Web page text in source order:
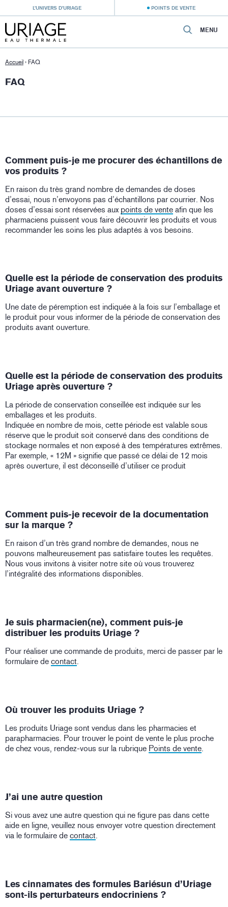
L’UNIVERS D’URIAGE POINTS DE VENTE
MENU
Accueil › FAQ
FAQ
Comment puis-je me procurer des échantillons de
vos produits ?
En raison du très grand nombre de demandes de doses
d’essai, nous n’envoyons pas d’échantillons par courrier. Nos
doses d’essai sont réservées aux points de vente afin que les
pharmaciens puissent vous faire découvrir les produits et vous
recommander les soins les plus adaptés à vos besoins.
Quelle est la période de conservation des produits
Uriage avant ouverture ?
Une date de péremption est indiquée à la fois sur l’emballage et
le produit pour vous informer de la période de conservation des
produits avant ouverture.
Quelle est la période de conservation des produits
Uriage après ouverture ?
La période de conservation conseillée est indiquée sur les
emballages et les produits.
Indiquée en nombre de mois, cette période est valable sous
réserve que le produit soit conservé dans des conditions de
stockage normales et non exposé à des températures extrêmes.
Par exemple, « 12M » signifie que passé ce délai de 12 mois
après ouverture, il est déconseillé d’utiliser ce produit
Comment puis-je recevoir de la documentation
sur la marque ?
En raison d’un très grand nombre de demandes, nous ne
pouvons malheureusement pas satisfaire toutes les requêtes.
Nous vous invitons à visiter notre site où vous trouverez
l’intégralité des informations disponibles.
Je suis pharmacien(ne), comment puis-je
distribuer les produits Uriage ?
Pour réaliser une commande de produits, merci de passer par le
formulaire de contact.
Où trouver les produits Uriage ?
Les produits Uriage sont vendus dans les pharmacies et
parapharmacies. Pour trouver le point de vente le plus proche
de chez vous, rendez-vous sur la rubrique Points de vente.
J’ai une autre question
Si vous avez une autre question qui ne figure pas dans cette
aide en ligne, veuillez nous envoyer votre question directement
via le formulaire de contact.
Les cinnamates des formules Bariésun d’Uriage
sont-ils perturbateurs endocriniens ?